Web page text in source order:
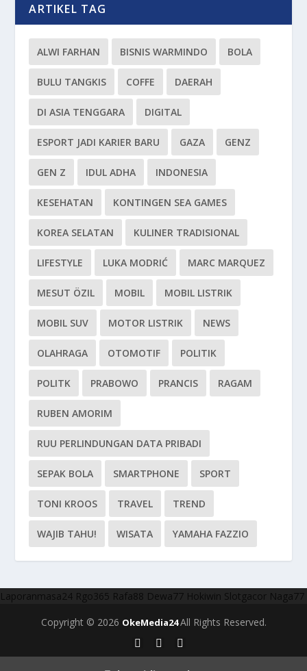
ARTIKEL TAG
ALWI FARHAN BISNIS WARMINDO BOLA
BULU TANGKIS COFFE DAERAH
DI ASIA TENGGARA DIGITAL
ESPORT JADI KARIER BARU GAZA GENZ
GEN Z IDUL ADHA INDONESIA
KESEHATAN KONTINGEN SEA GAMES
KOREA SELATAN KULINER TRADISIONAL
LIFESTYLE LUKA MODRIĆ MARC MARQUEZ
MESUT ÖZIL MOBIL MOBIL LISTRIK
MOBIL SUV MOTOR LISTRIK NEWS
OLAHRAGA OTOMOTIF POLITIK
POLITK PRABOWO PRANCIS RAGAM
RUBEN AMORIM
RUU PERLINDUNGAN DATA PRIBADI
SEPAK BOLA SMARTPHONE SPORT
TONI KROOS TRAVEL TREND
WAJIB TAHU! WISATA YAMAHA FAZZIO
Laporanmasa24 Rgo365 Rafa88 Dewa77 Hokiwin Slotgacor Naga77
Copyright © 2026 OkeMedia24All Rights Reserved.